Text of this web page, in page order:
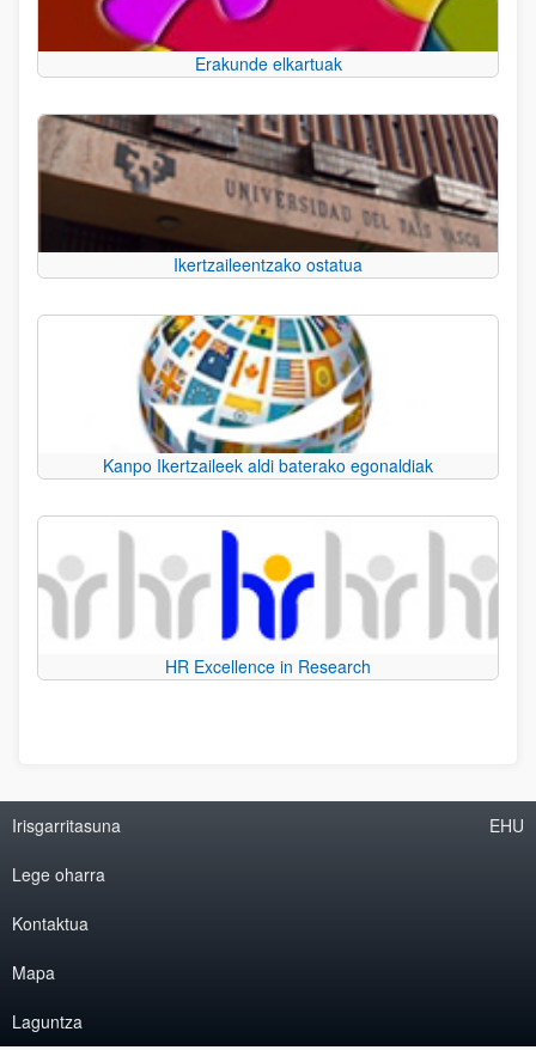
Erakunde elkartuak
Ikertzaileentzako ostatua
Kanpo Ikertzaileek aldi baterako egonaldiak
HR Excellence in Research
Irisgarritasuna
Lege oharra
Kontaktua
Mapa
Laguntza
EHU